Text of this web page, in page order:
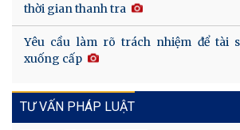
thời gian thanh tra
Yêu cầu làm rõ trách nhiệm để tài
xuống cấp
TƯ VẤN PHÁP LUẬT